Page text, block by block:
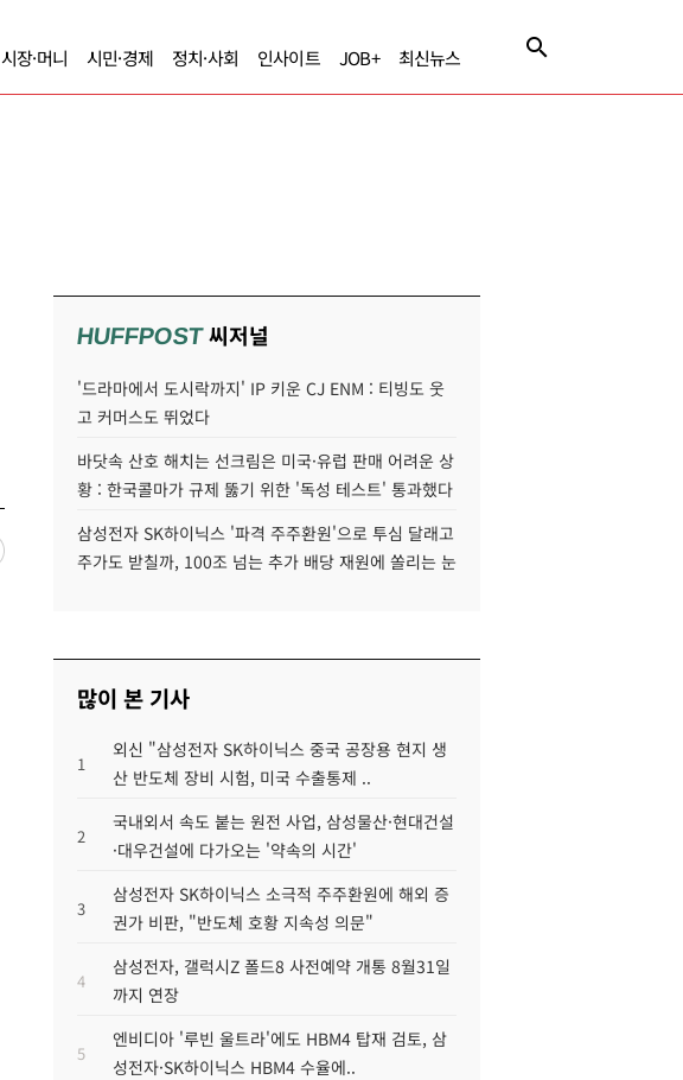
시장·머니 시민·경제 정치·사회 인사이트 JOB+ 최신뉴스
HUFFPOST씨저널
'드라마에서 도시락까지' IP 키운 CJ ENM : 티빙도 웃
고 커머스도 뛰었다
바닷속 산호 해치는 선크림은 미국·유럽 판매 어려운 상
황 : 한국콜마가 규제 뚫기 위한 '독성 테스트' 통과했다
삼성전자 SK하이닉스 '파격 주주환원'으로 투심 달래고
주가도 받칠까, 100조 넘는 추가 배당 재원에 쏠리는 눈
많이 본 기사
1
외신 "삼성전자 SK하이닉스 중국 공장용 현지 생
산 반도체 장비 시험, 미국 수출통제 ..
2
국내외서 속도 붙는 원전 사업, 삼성물산·현대건설
·대우건설에 다가오는 '약속의 시간'
3
삼성전자 SK하이닉스 소극적 주주환원에 해외 증
권가 비판, "반도체 호황 지속성 의문"
4
삼성전자, 갤럭시Z 폴드8 사전예약 개통 8월31일
까지 연장
5
엔비디아 '루빈 울트라'에도 HBM4 탑재 검토, 삼
성전자·SK하이닉스 HBM4 수율에..